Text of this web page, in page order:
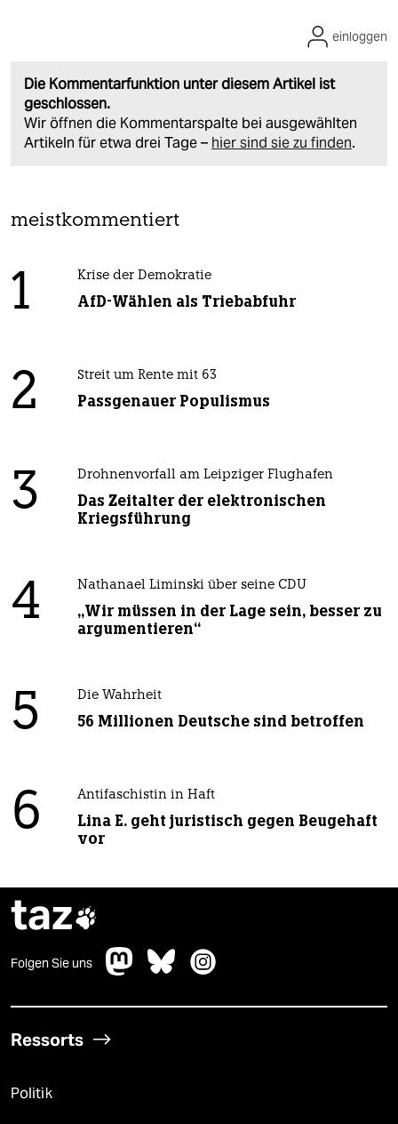
Die Kommentarfunktion unter diesem Artikel ist
geschlossen.
Wir öffnen die Kommentarspalte bei ausgewählten
Artikeln für etwa drei Tage – hier sind sie zu finden.
einloggen
meistkommentiert
1 Krise der Demokratie
AfD-Wählen als Triebabfuhr
2 Streit um Rente mit 63
Passgenauer Populismus
3 Drohnenvorfall am Leipziger Flughafen
Das Zeitalter der elektronischen
Kriegsführung
4 Nathanael Liminski über seine CDU
„Wir müssen in der Lage sein, besser zu
argumentieren“
5 Die Wahrheit
56 Millionen Deutsche sind betroffen
6 Antifaschistin in Haft
Lina E. geht juristisch gegen Beugehaft
vor
taz
Folgen Sie uns
Ressorts
Politik